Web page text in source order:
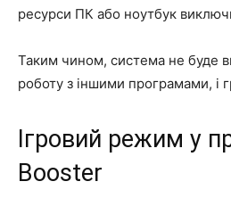
ресурси ПК або ноутбук
Таким чином, система не буде
роботу з іншими програмами, і
Ігровий режим у
Booster